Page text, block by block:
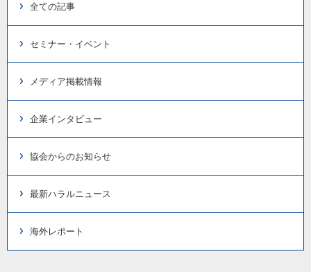
全ての記事
セミナー・イベント
メディア掲載情報
企業インタビュー
協会からのお知らせ
最新ハラルニュース
海外レポート